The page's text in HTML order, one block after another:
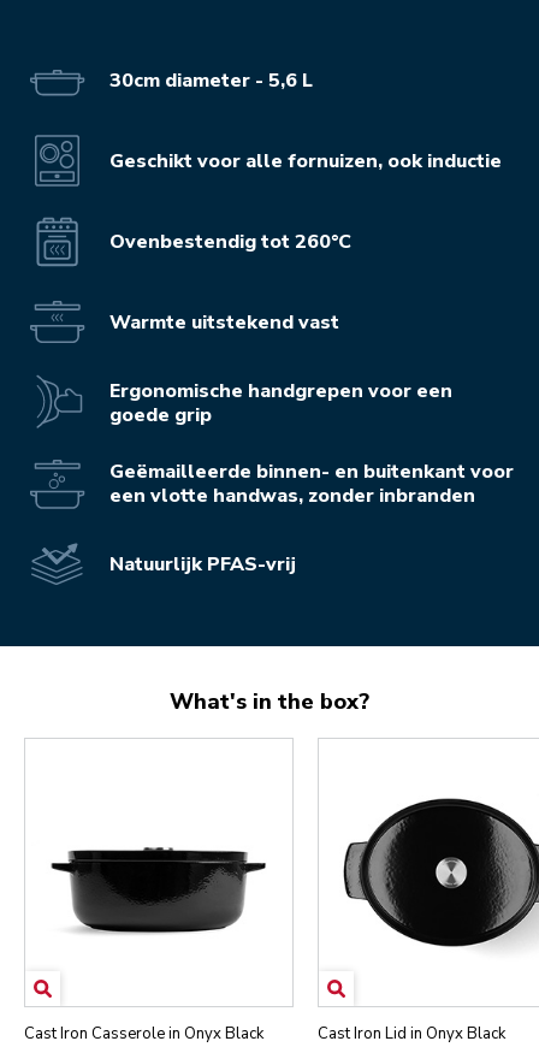
30cm diameter - 5,6 L
Geschikt voor alle fornuizen, ook inductie
Ovenbestendig tot 260°C
Warmte uitstekend vast
Ergonomische handgrepen voor een
goede grip
Geëmailleerde binnen- en buitenkant voor
een vlotte handwas, zonder inbranden
Natuurlijk PFAS-vrij
What's in the box?
Cast Iron Casserole in Onyx Black Cast Iron Lid in Onyx Black